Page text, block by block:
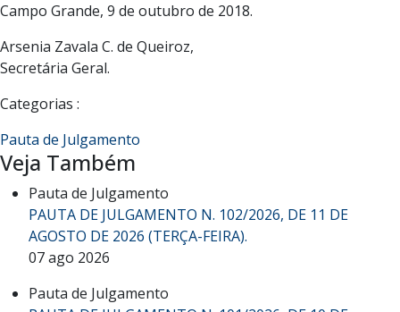
Campo Grande, 9 de outubro de 2018.
Arsenia Zavala C. de Queiroz,
Secretária Geral.
Categorias :
Pauta de Julgamento
Veja Também
Pauta de Julgamento
PAUTA DE JULGAMENTO N. 102/2026, DE 11 DE
AGOSTO DE 2026 (TERÇA-FEIRA).
07 ago 2026
Pauta de Julgamento